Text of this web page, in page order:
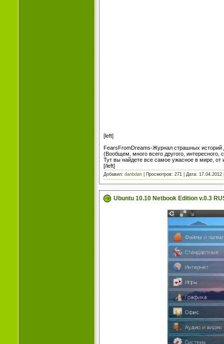
[left]
FearsFromDreams-Журнал страшных
(Вообщем, много всего другого, интересного,
Тут вы найдете все самое ужасное в мире,
[/left]
Добавил: danbdan | Просмотров: 271 | Дата: 17.04.2012
Ubuntu 10.10 Netbook Edition v.0.3